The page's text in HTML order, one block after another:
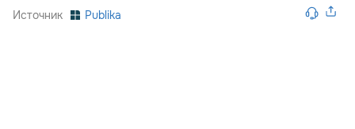
Источник Publika